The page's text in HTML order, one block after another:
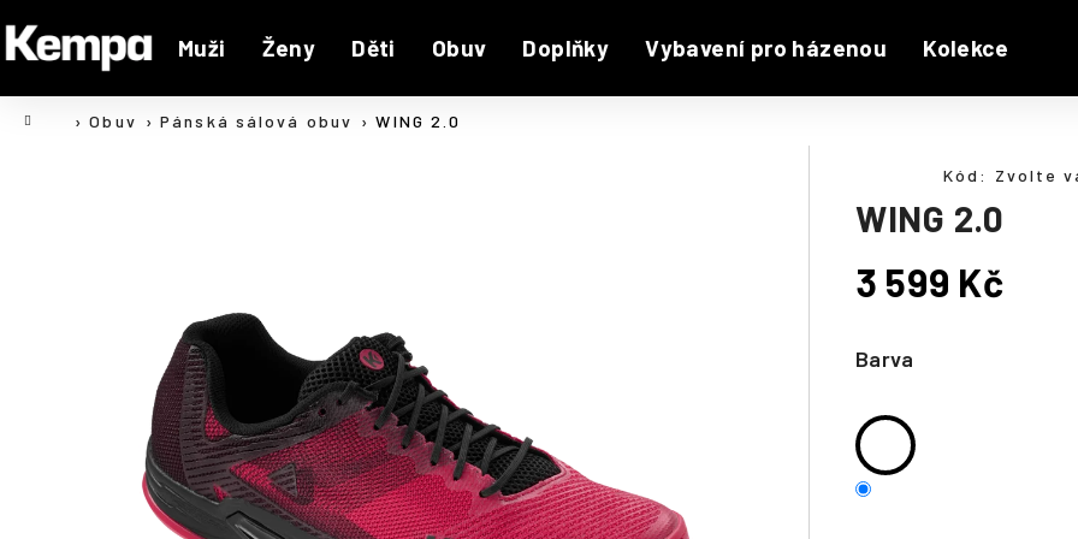
na
obsah
Muži Ženy Děti Obuv Doplňky Vybavení pro házenou Kolekce
Domů
Obuv Pánská sálová obuv WING 2.0
WING 2.0
Barva
Kód: Zvolte
3 599 Kč
í
Zpět
do
obchodu
Zpět
do
obchodu
C